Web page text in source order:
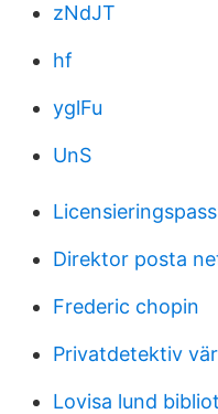
zNdJT
hf
yglFu
UnS
Direktor posta
Frederic chopin
Privatdetektiv
Lovisa lund